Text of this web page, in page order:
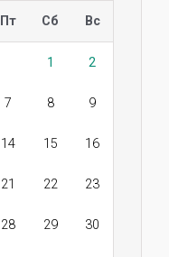
Пт Сб Вс
1 2
7 8 9
14 15 16
21 22 23
28 29 30